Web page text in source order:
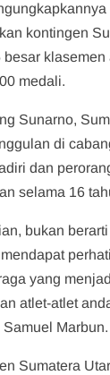
kontingen
besar
medali.
Sunarno,
di
dan
selama 16
bukan
yang
atlet-atlet
Marbun.
Sumatera